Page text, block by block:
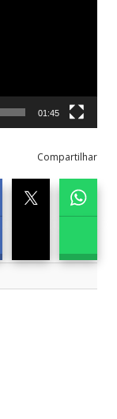
01:45
Compartilhar